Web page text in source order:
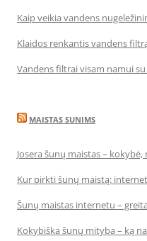
Kaip veikia vandens
Klaidos renkantis vandens
Vandens filtrai visam namui
MAISTAS SUNIMS
Josera šunų maistas –
Kur pirkti šunų maistą:
Šunų maistas internetu –
Kokybiška šunų mityba – ką